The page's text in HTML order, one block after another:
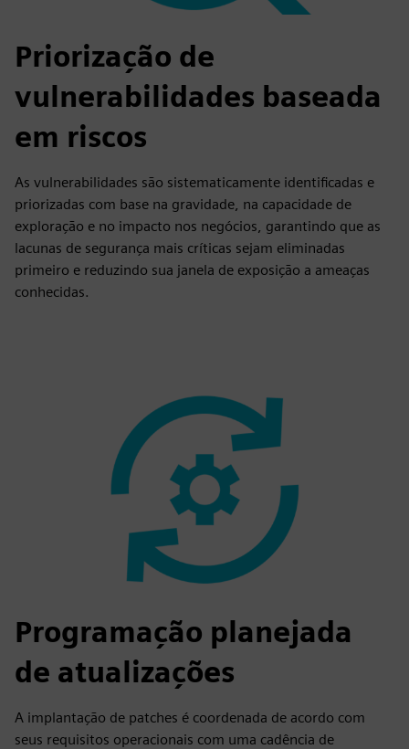
Priorização de
vulnerabilidades baseada
em riscos
As vulnerabilidades são sistematicamente identificadas e
priorizadas com base na gravidade, na capacidade de
exploração e no impacto nos negócios, garantindo que as
lacunas de segurança mais críticas sejam eliminadas
primeiro e reduzindo sua janela de exposição a ameaças
conhecidas.
Programação planejada
de atualizações
A implantação de patches é coordenada de acordo com
seus requisitos operacionais com uma cadência de